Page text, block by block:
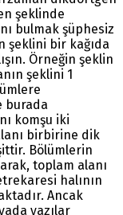
şeklinde
bulmak şüphesiz
şeklini bir kağıda
Örneğin şeklin
şeklini 1
burada
komşu iki
birbirine dik
Bölümlerin
toplam alanı
halının
Ancak
yazılar